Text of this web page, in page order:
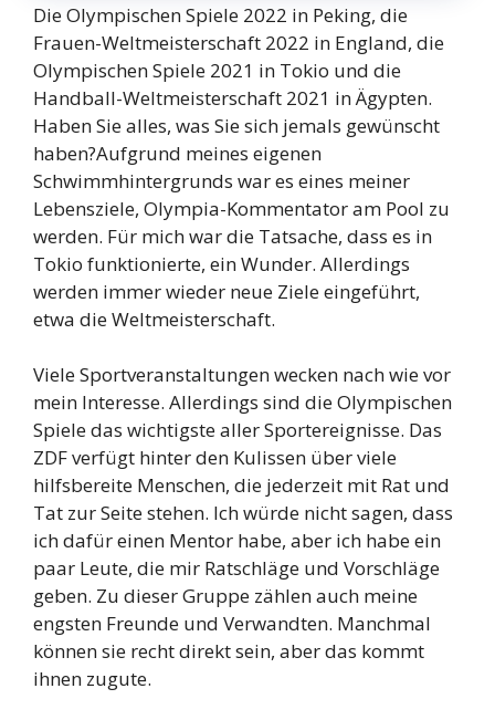
Die Olympischen Spiele 2022 in Peking, die
Frauen-Weltmeisterschaft 2022 in England, die
Olympischen Spiele 2021 in Tokio und die
Handball-Weltmeisterschaft 2021 in Ägypten.
Haben Sie alles, was Sie sich jemals gewünscht
haben?Aufgrund meines eigenen
Schwimmhintergrunds war es eines meiner
Lebensziele, Olympia-Kommentator am Pool zu
werden. Für mich war die Tatsache, dass es in
Tokio funktionierte, ein Wunder. Allerdings
werden immer wieder neue Ziele eingeführt,
etwa die Weltmeisterschaft.
Viele Sportveranstaltungen wecken nach wie vor
mein Interesse. Allerdings sind die Olympischen
Spiele das wichtigste aller Sportereignisse. Das
ZDF verfügt hinter den Kulissen über viele
hilfsbereite Menschen, die jederzeit mit Rat und
Tat zur Seite stehen. Ich würde nicht sagen, dass
ich dafür einen Mentor habe, aber ich habe ein
paar Leute, die mir Ratschläge und Vorschläge
geben. Zu dieser Gruppe zählen auch meine
engsten Freunde und Verwandten. Manchmal
können sie recht direkt sein, aber das kommt
ihnen zugute.